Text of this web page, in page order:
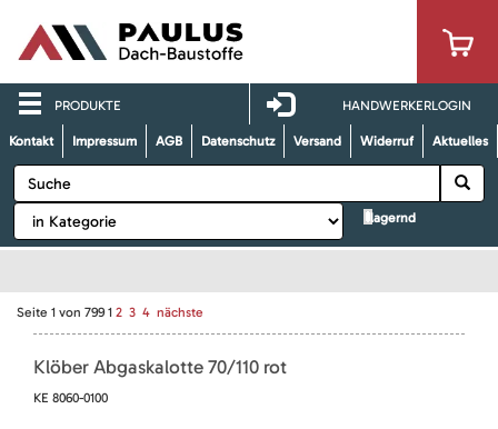
PRODUKTE HANDWERKERLOGIN
Kontakt Impressum AGB Datenschutz Versand Widerruf Aktuelles
lagernd
Seite 1 von 799 1 2 3 4 nächste
Klöber Abgaskalotte 70/110 rot
KE 8060-0100